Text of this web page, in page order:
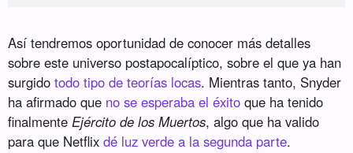
Así tendremos oportunidad de conocer más detalles
sobre este universo postapocalíptico, sobre el que ya han
surgidotodo tipo de teorías locas. Mientras tanto, Snyder
ha afirmado que no se esperaba el éxito que ha tenido
finalmenteEjército de los Muertos, algo que ha valido
para que Netflixdé luz verde a la segunda parte.